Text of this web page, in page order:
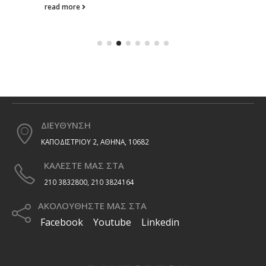
read more
ΔΙΕΥΘΥΝΣΗ
ΚΑΠΟΔΙΣΤΡΙΟΥ 2, ΑΘΗΝΑ, 10682
ΚΑΛΕΣΤΕ ΜΑΣ ΣΤΑ
210 3832800, 210 3824164
ΑΚΟΛΟΥΘΗΣΤΕ ΜΑΣ ΣΤΑ
Facebook Youtube Linkedin